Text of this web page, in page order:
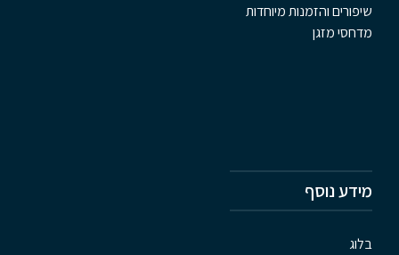
שיפורים והזמנות מיוחדות
מדחסי מזגן
מידע נוסף
בלוג